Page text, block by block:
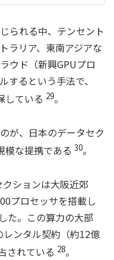
られる中、テンセント
ラリア、東南アジアな
ウド（新興GPUプロ
するという手法で、
している 29。
が、日本のデータセク
模な提携である 30。
クションは大阪近郊
プロセッサを搭載し
た。この算力の大部
ンタル契約（約12億
されている 28。